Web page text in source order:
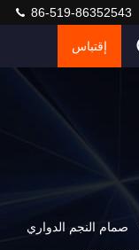
86-519-86352543
إقتباس
صمام النجم الدواري